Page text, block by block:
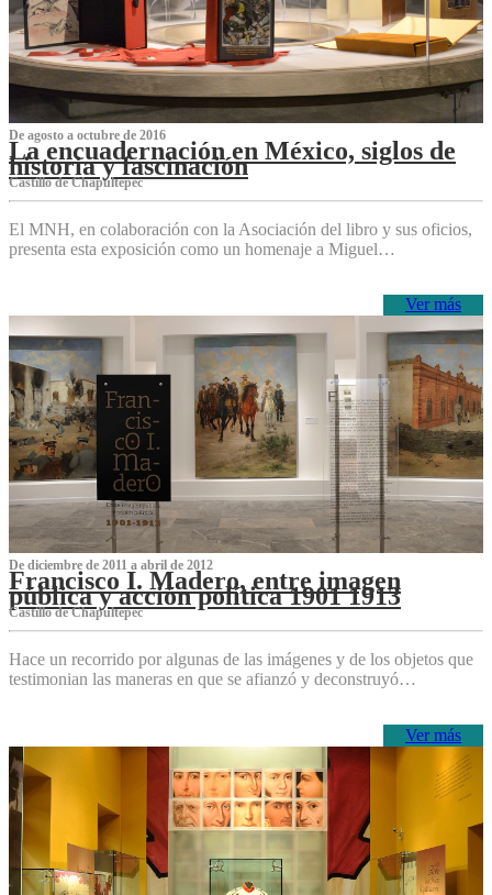
De agosto a octubre de 2016
La encuadernación en México, siglos de
historia y fascinación
Castillo de Chapultepec
El MNH, en colaboración con la Asociación del libro y sus oficios,
presenta esta exposición como un homenaje a Miguel…
Ver más
De diciembre de 2011 a abril de 2012
Francisco I. Madero, entre imagen
pública y acción política 1901 1913
Castillo de Chapultepec
Hace un recorrido por algunas de las imágenes y de los objetos que
testimonian las maneras en que se afianzó y deconstruyó…
Ver más